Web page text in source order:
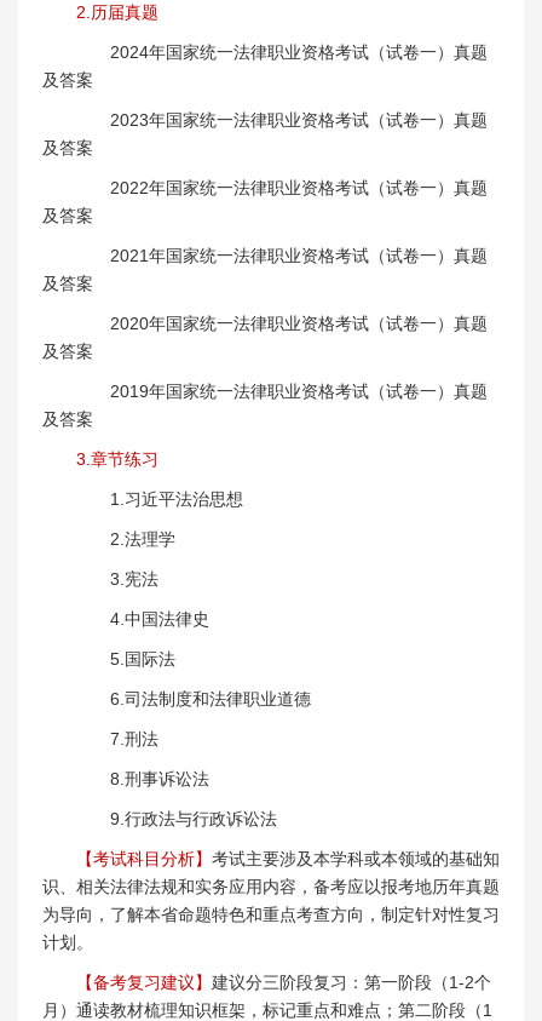
2.历届真题
2024年国家统一法律职业资格考试（试卷一）真题
及答案
2023年国家统一法律职业资格考试（试卷一）真题
及答案
2022年国家统一法律职业资格考试（试卷一）真题
及答案
2021年国家统一法律职业资格考试（试卷一）真题
及答案
2020年国家统一法律职业资格考试（试卷一）真题
及答案
2019年国家统一法律职业资格考试（试卷一）真题
及答案
3.章节练习
1.习近平法治思想
2.法理学
3.宪法
4.中国法律史
5.国际法
6.司法制度和法律职业道德
7.刑法
8.刑事诉讼法
9.行政法与行政诉讼法
【考试科目分析】 考试主要涉及本学科或本领域的基础知
识、相关法律法规和实务应用内容，备考应以报考地历年真题
为导向，了解本省命题特色和重点考查方向，制定针对性复习
计划。
【备考复习建议】 建议分三阶段复习：第一阶段（1-2个
月）通读教材梳理知识框架，标记重点和难点；第二阶段（1